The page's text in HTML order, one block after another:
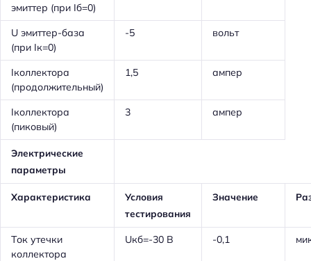
эмиттер (при Iб=0)
U эмиттер-база
(при Iк=0)
-5 вольт
Iколлектора
(продолжительный)
1,5 ампер
Iколлектора
(пиковый)
3 ампер
Электрические
параметры
Характеристика
Условия
тестирования
Значение
Ток утечки
коллектора
Uкб=-30 В -0,1